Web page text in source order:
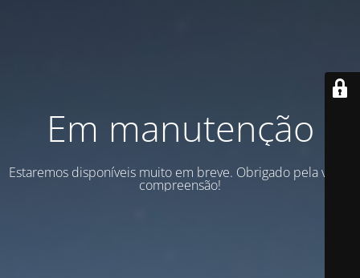
Em manutenção
Estaremos disponíveis muito em breve. Obrigado pela vossa
compreensão!